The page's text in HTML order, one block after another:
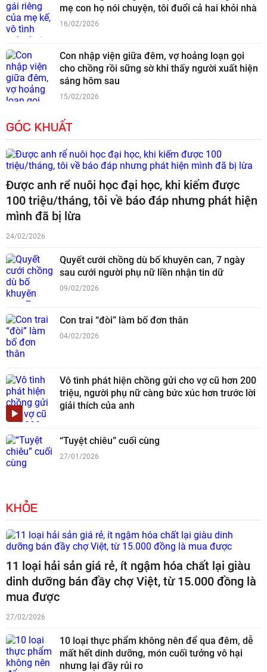
mẹ con họ nói chuyện, tôi đuổi cả hai khỏi nhà
16/02/2026
Con nhập viện giữa đêm, vợ hoảng loạn gọi
cho chồng rồi sững sờ khi thấy người xuất hiện
sáng hôm sau
15/02/2026
GÓC KHUẤT
Được anh rể nuôi học đại học, khi kiếm được
100 triệu/tháng, tôi về báo đáp nhưng phát hiện
mình đã bị lừa
24/02/2026
Quyết cưới chồng dù bố khuyên can, 7 ngày
sau cưới người phụ nữ liền nhận tin dữ
09/02/2026
Con trai “đòi” làm bố đơn thân
04/02/2026
Vô tình phát hiện chồng gửi cho vợ cũ hơn 200
triệu, người phụ nữ càng bức xúc hơn trước lời
giải thích của anh
“Tuyệt chiêu” cuối cùng
27/01/2026
KHỎE
11 loại hải sản giá rẻ, ít ngậm hóa chất lại giàu
dinh dưỡng bán đầy chợ Việt, từ 15.000 đồng là
mua được
27/02/2026
10 loại thực phẩm không nên để qua đêm, dễ
mất hết dinh dưỡng, món cuối tưởng vô hại
nhưng lại đầy rủi ro